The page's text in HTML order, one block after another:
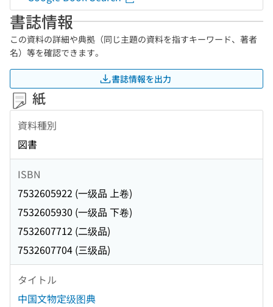
書誌情報
この資料の詳細や典拠（同じ主題の資料を指すキーワード、著者
名）等を確認できます。
書誌情報を出力
紙
資料種別
図書
ISBN
7532605922 (一级品 上卷)
7532605930 (一级品 下卷)
7532607712 (二级品)
7532607704 (三级品)
タイトル
中国文物定级图典